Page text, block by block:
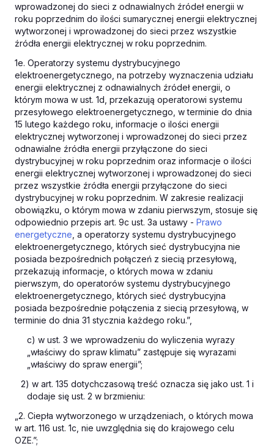
wprowadzonej do sieci z odnawialnych źródeł energii w
roku poprzednim do ilości sumarycznej energii elektrycznej
wytworzonej i wprowadzonej do sieci przez wszystkie
źródła energii elektrycznej w roku poprzednim.
1e. Operatorzy systemu dystrybucyjnego
elektroenergetycznego, na potrzeby wyznaczenia udziału
energii elektrycznej z odnawialnych źródeł energii, o
którym mowa w ust. 1d, przekazują operatorowi systemu
przesyłowego elektroenergetycznego, w terminie do dnia
15 lutego każdego roku, informacje o ilości energii
elektrycznej wytworzonej i wprowadzonej do sieci przez
odnawialne źródła energii przyłączone do sieci
dystrybucyjnej w roku poprzednim oraz informacje o ilości
energii elektrycznej wytworzonej i wprowadzonej do sieci
przez wszystkie źródła energii przyłączone do sieci
dystrybucyjnej w roku poprzednim. W zakresie realizacji
obowiązku, o którym mowa w zdaniu pierwszym, stosuje się
odpowiednio przepis art. 9c ust. 3a ustawy - Prawo
energetyczne , a operatorzy systemu dystrybucyjnego
elektroenergetycznego, których sieć dystrybucyjna nie
posiada bezpośrednich połączeń z siecią przesyłową,
przekazują informacje, o których mowa w zdaniu
pierwszym, do operatorów systemu dystrybucyjnego
elektroenergetycznego, których sieć dystrybucyjna
posiada bezpośrednie połączenia z siecią przesyłową, w
terminie do dnia 31 stycznia każdego roku.”,
c) w ust. 3 we wprowadzeniu do wyliczenia wyrazy
„właściwy do spraw klimatu” zastępuje się wyrazami
„właściwy do spraw energii”;
2) w art. 135 dotychczasową treść oznacza się jako ust. 1 i
dodaje się ust. 2 w brzmieniu:
„2. Ciepła wytworzonego w urządzeniach, o których mowa
w art. 116 ust. 1c, nie uwzględnia się do krajowego celu
OZE.”;